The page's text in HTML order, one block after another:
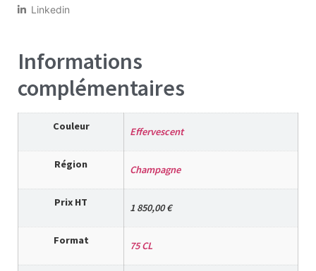
Linkedin
Informations
complémentaires
Couleur Effervescent
Région Champagne
Prix HT 1 850,00 €
Format 75 CL